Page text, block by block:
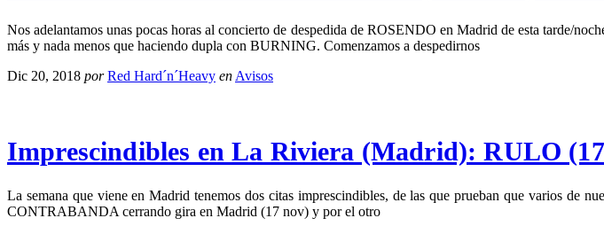
Nos adelantamos unas pocas horas al concierto de despedida de ROSENDO en Madrid de esta tarde/
más y nada menos que haciendo dupla con BURNING. Comenzamos a despedirnos
Dic 20, 2018 por Red Hard´n´Heavy en Avisos
Imprescindibles en La Riviera (Madrid): RULO
La semana que viene en Madrid tenemos dos citas imprescindibles, de las que prueban que varios de
CONTRABANDA cerrando gira en Madrid (17 nov) y por el otro